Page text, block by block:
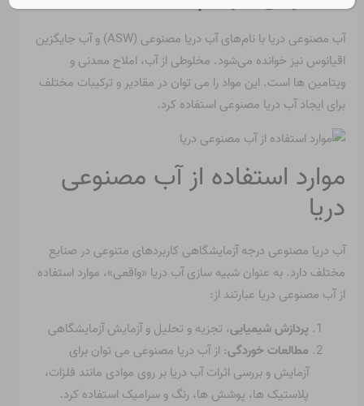
آب مصنوعی دریا با نام‌های آب دریا مصنوعی (ASW) و آب جایگزین
اقیانوس نیز خوانده می‌شود. مخلوطی از آب، املاح معدنی و
ویتامین ها است. این مواد را می توان در مقادیر و ترکیبات مختلف
برای ایجاد آب دریا مصنوعی استفاده کرد.
موارد استفاده از آب مصنوعی
دریا
آب دریا مصنوعی درجه آزمایشگاهی کاربردهای متنوعی در صنایع
مختلف دارد. به عنوان شبیه سازی آب دریا «واقعی»، موارد استفاده
از آب مصنوعی دریا عبارتند از:
پردازش شیمیایی، تجزیه و تحلیل و آزمایش آزمایشگاهی
مطالعات خوردگی: از آب دریا مصنوعی می توان برای
آزمایش و بررسی اثرات آب دریا بر روی موادی مانند فلزات،
پلاستیک ها، پوشش ها، رنگ و سرامیک استفاده کرد.